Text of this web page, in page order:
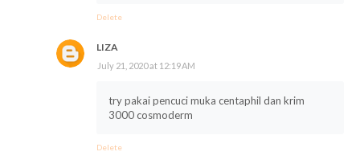
Delete
LIZA
July 21, 2020 at 12:19 AM
try pakai pencuci muka centaphil dan krim
3000 cosmoderm
Delete